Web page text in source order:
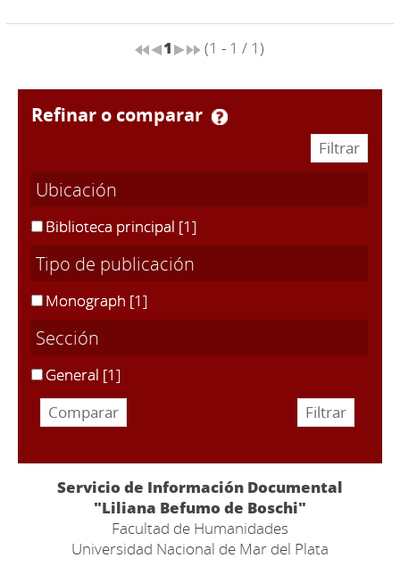
1 (1 - 1 / 1)
refinar o comparar
Ubicación
Biblioteca principal [1]
Tipo de publicación
Monograph [1]
Sección
General [1]
Servicio de Información Documental
"Liliana Befumo de Boschi"
Facultad de Humanidades
Universidad Nacional de Mar del Plata